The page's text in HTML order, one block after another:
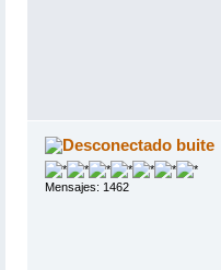
buite
Mensajes: 1462